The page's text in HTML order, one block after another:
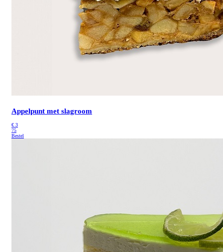
Appelpunt met slagroom
€ 3
75
Bestel